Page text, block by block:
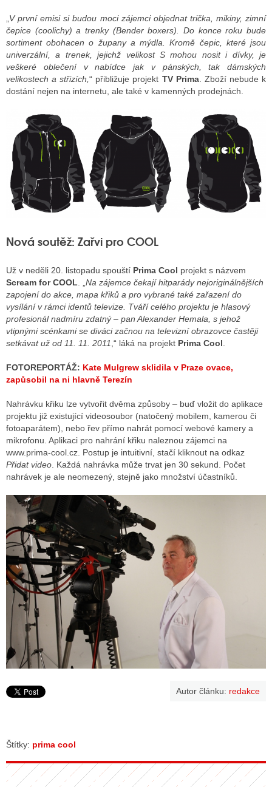
V první emisi si budou moci zájemci objednat trička, mikiny, zimní
čepice (coolichy) a trenky (Bender boxers). Do konce roku bude
sortiment obohacen o župany a mýdla. Kromě čepic, které jsou
univerzální, a trenek, jejichž velikost S mohou nosit i dívky, je
veškeré oblečení v nabídce jak v pánských, tak dámských
velikostech a střizích,“ přibližuje projekt TV Prima. Zboží nebude k
dostání nejen na internetu, ale také v kamenných prodejnách.
Nová soutěž: Zařvi pro COOL
Už v neděli 20. listopadu spouští Prima Cool projekt s názvem
Scream for COOL. „Na zájemce čekají hitparády nejoriginálnějších
zapojení do akce, mapa křiků a pro vybrané také zařazení do
vysílání v rámci identů televize. Tváří celého projektu je hlasový
profesionál nadmíru zdatný – pan Alexander Hemala, s jehož
vtipnými scénkami se diváci začnou na televizní obrazovce častěji
setkávat už od 11. 11. 2011,“ láká na projekt Prima Cool.
FOTOREPORTÁŽ: Kate Mulgrew sklidila v Praze ovace,
zapůsobil na ni hlavně Terezín
Nahrávku křiku lze vytvořit dvěma způsoby – buď vložit do aplikace
projektu již existující videosoubor (natočený mobilem, kamerou či
fotoaparátem), nebo řev přímo nahrát pomocí webové kamery a
mikrofonu. Aplikaci pro nahrání křiku naleznou zájemci na
www.prima-cool.cz. Postup je intuitivní, stačí kliknout na odkaz
Přidat video. Každá nahrávka může trvat jen 30 sekund. Počet
nahrávek je ale neomezený, stejně jako množství účastníků.
Autor článku: redakce
Štítky: prima cool